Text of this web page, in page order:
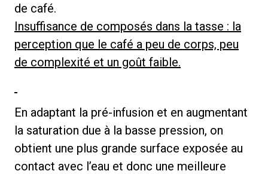
de café.
Insuffisance de composés dans la tasse : la
perception que le café a peu de corps, peu
de complexité et un goût faible.
En adaptant la pré-infusion et en augmentant
la saturation due à la basse pression, on
obtient une plus grande surface exposée au
contact avec l’eau et donc une meilleure